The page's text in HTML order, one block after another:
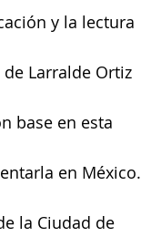
y la lectura
Larralde Ortiz
base en esta
en México.
la Ciudad de